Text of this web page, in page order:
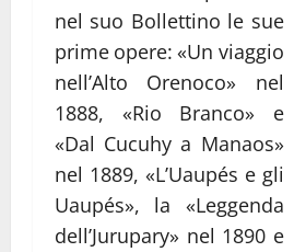
nel suo Bollettino le sue
prime opere: «Un viaggio
nell’Alto Orenoco» nel
1888, «Rio Branco» e
«Dal Cucuhy a Manaos»
nel 1889, «L’Uaupés e gli
Uaupés», la «Leggenda
dell’Jurupary» nel 1890 e